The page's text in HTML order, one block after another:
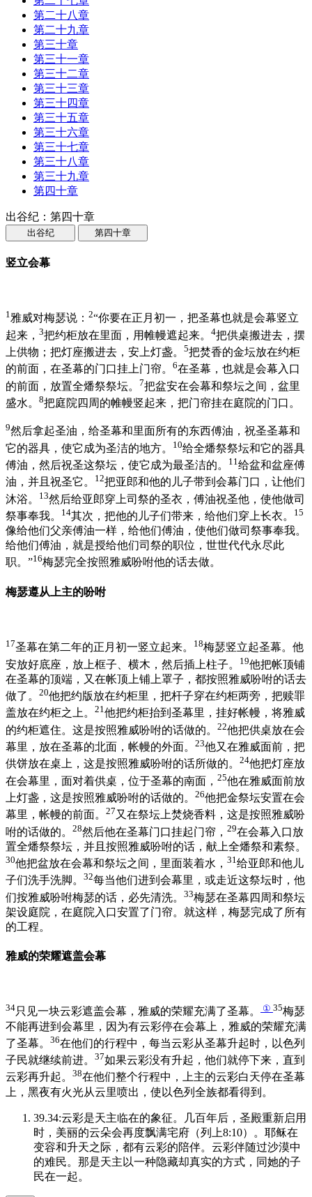
第二十八章
第二十九章
第三十章
第三十一章
第三十二章
第三十三章
第三十四章
第三十五章
第三十六章
第三十七章
第三十八章
第三十九章
第四十章
出谷纪：第四十章
出谷纪 第四十章
竖立会幕
1雅威对梅瑟说： 2“你要在正月初一，把圣幕也就是会幕竖立
起来， 3把约柜放在里面，用帷幔遮起来。 4把供桌搬进去，摆
上供物；把灯座搬进去，安上灯盏。 5把焚香的金坛放在约柜
的前面，在圣幕的门口挂上门帘。 6在圣幕，也就是会幕入口
的前面，放置全燔祭祭坛。 7把盆安在会幕和祭坛之间，盆里
盛水。 8把庭院四周的帷幔竖起来，把门帘挂在庭院的门口。
9然后拿起圣油，给圣幕和里面所有的东西傅油，祝圣圣幕和
它的器具，使它成为圣洁的地方。
10给全燔祭祭坛和它的器具
傅油，然后祝圣这祭坛，使它成为最圣洁的。
11给盆和盆座傅
油，并且祝圣它。
12把亚郎和他的儿子带到会幕门口，让他们
沐浴。
13然后给亚郎穿上司祭的圣衣，傅油祝圣他，使他做司
祭事奉我。
14其次，把他的儿子们带来，给他们穿上长衣。 15
像给他们父亲傅油一样，给他们傅油，使他们做司祭事奉我。
给他们傅油，就是授给他们司祭的职位，世世代代永尽此
职。”16梅瑟完全按照雅威吩咐他的话去做。
梅瑟遵从上主的吩咐
17圣幕在第二年的正月初一竖立起来。 18梅瑟竖立起圣幕。他
安放好底座，放上框子、横木，然后插上柱子。
19他把帐顶铺
在圣幕的顶端，又在帐顶上铺上罩子，都按照雅威吩咐的话去
做了。 20他把约版放在约柜里，把杆子穿在约柜两旁，把赎罪
盖放在约柜之上。 21他把约柜抬到圣幕里，挂好帐幔，将雅威
的约柜遮住。这是按照雅威吩咐的话做的。 22他把供桌放在会
幕里，放在圣幕的北面，帐幔的外面。 23他又在雅威面前，把
供饼放在桌上，这是按照雅威吩咐的话所做的。 24他把灯座放
在会幕里，面对着供桌，位于圣幕的南面， 25他在雅威面前放
上灯盏，这是按照雅威吩咐的话做的。 26他把金祭坛安置在会
幕里，帐幔的前面。 27 又在祭坛上焚烧香料，这是按照雅威吩
咐的话做的。 28然后他在圣幕门口挂起门帘， 29在会幕入口放
置全燔祭祭坛，并且按照雅威吩咐的话，献上全燔祭和素祭。
30他把盆放在会幕和祭坛之间，里面装着水， 31 给亚郎和他儿
子们洗手洗脚。 32每当他们进到会幕里，或走近这祭坛时，他
们按雅威吩咐梅瑟的话，必先清洗。 33梅瑟在圣幕四周和祭坛
架设庭院，在庭院入口安置了门帘。就这样，梅瑟完成了所有
的工程。
雅威的荣耀遮盖会幕
34只见一块云彩遮盖会幕，雅威的荣耀充满了圣幕。 ① 35梅瑟
不能再进到会幕里，因为有云彩停在会幕上，雅威的荣耀充满
了圣幕。 36在他们的行程中，每当云彩从圣幕升起时，以色列
子民就继续前进。 37如果云彩没有升起，他们就停下来，直到
云彩再升起。 38在他们整个行程中，上主的云彩白天停在圣幕
上，黑夜有火光从云里喷出，使以色列全族都看得到。
39.34:云彩是天主临在的象征。几百年后，圣殿重新启用
时，美丽的云朵会再度飘满宅府（列上8:10）。耶稣在
变容和升天之际，都有云彩的陪伴。云彩伴随过沙漠中
的难民。那是天主以一种隐藏却真实的方式，同她的子
民在一起。